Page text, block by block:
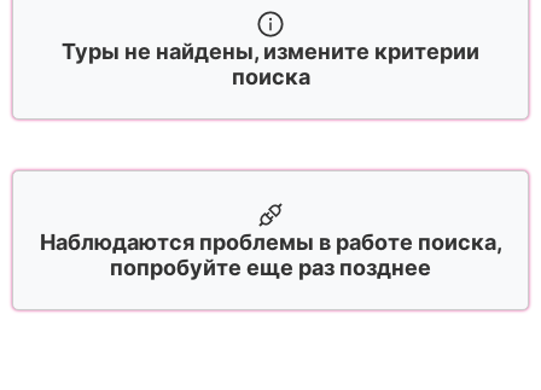
Туры не найдены, измените критерии
поиска
Наблюдаются проблемы в работе поиска,
попробуйте еще раз позднее